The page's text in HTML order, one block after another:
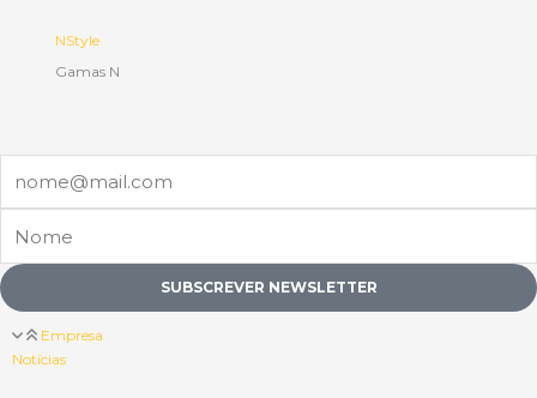
NStyle
Gamas N
SUBSCREVER NEWSLETTER
Empresa
Notícias